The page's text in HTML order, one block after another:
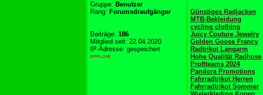
Gruppe: Benutzer
Rang: Forumsdraufgänger
Beiträge: 186
Mitglied seit: 22.04.2020
IP-Adresse: gespeichert
Günstiges Radjacken
MTB-Bekleidung
cycling clothing
Juicy Couture Jewelry
Golden Goose Francy
Radtrikot Langarm
Hohe Qualität Radhose
Proftteams 2024
Pandora Promotions
Fahrradtrikot Herren
Fahrradtrikot Sommer